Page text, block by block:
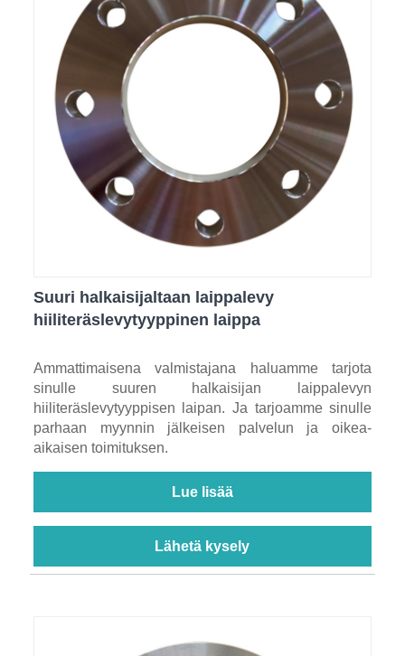
Suuri halkaisijaltaan laippalevy
hiiliteräslevytyyppinen laippa
Ammattimaisena valmistajana haluamme tarjota
sinulle suuren halkaisijan laippalevyn
hiiliteräslevytyyppisen laipan. Ja tarjoamme sinulle
parhaan myynnin jälkeisen palvelun ja oikea-
aikaisen toimituksen.
Lue lisää
Lähetä kysely